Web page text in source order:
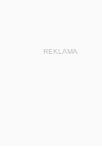
REKLAMA